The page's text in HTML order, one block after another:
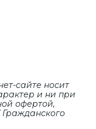
сайте носит
и ни при
офертой,